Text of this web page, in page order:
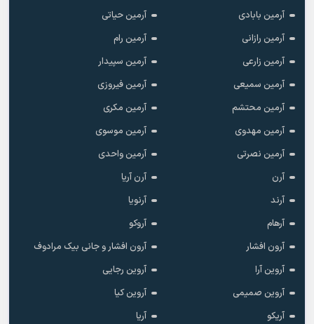
آرمین بابادی
آرمین حیاتی
آرمین رازانی
آرمین رام
آرمین زارعی
آرمین سپیدار
آرمین سمیعی
آرمین فیروزی
آرمین محتشم
آرمین مکری
آرمین مهدوی
آرمین موسوی
آرمین نصرتی
آرمین واحدی
آرن
آرن آریا
آرند
آرنویا
آرهام
آروکو
آرون افشار
آرون افشار و جانی بیک مرادوف
آروین آرا
آروین رجایی
آروین صمیمی
آروین کیا
آریکو
آریا